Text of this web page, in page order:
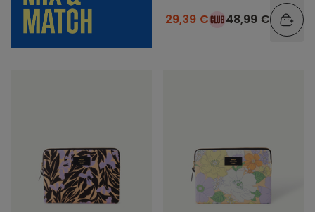
29,39 € 48,99 €